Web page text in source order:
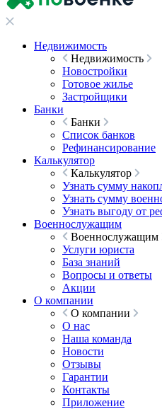
Недвижимость
Недвижимость
Новостройки
Готовое жилье
Застройщики
Банки
Банки
Список банков
Рефинансирование
Калькулятор
Калькулятор
Узнать сумму
Узнать сумму
Узнать выгоду от
Военнослужащим
Военнослужащим
Услуги юриста
База знаний
Вопросы и ответы
Акции
О компании
О компании
О нас
Наша команда
Новости
Отзывы
Гарантии
Контакты
Приложение